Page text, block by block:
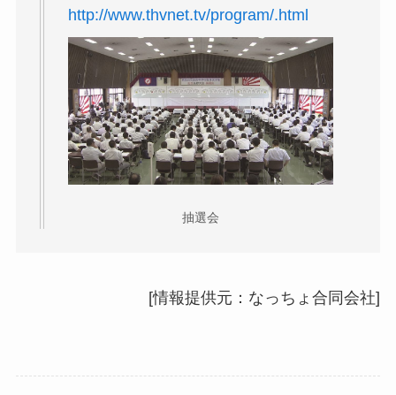
http://www.thvnet.tv/program/.html
抽選会
[情報提供元：なっちょ合同会社]